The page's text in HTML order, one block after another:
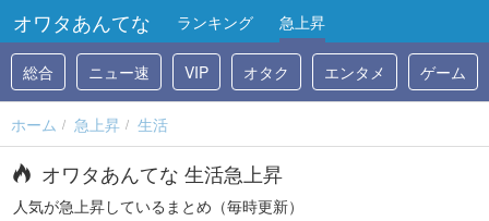
オワタあんてな ランキング 急上昇
総合 ニュー速 VIP オタク エンタメ ゲーム
ホーム 急上昇 生活
オワタあんてな 生活急上昇
人気が急上昇しているまとめ（毎時更新）